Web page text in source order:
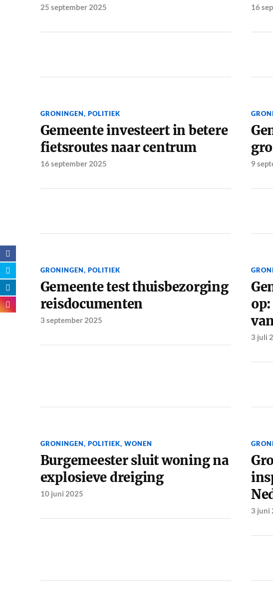
25 september 2025 16
GRONINGEN, POLITIEK
Gemeente investeert in betere
fietsroutes naar centrum
16 september 2025 9
GRONINGEN, POLITIEK
Gemeente test thuisbezorging
reisdocumenten
3 september 2025
3 juli
GRONINGEN, POLITIEK, WONEN
Burgemeester sluit woning na
explosieve dreiging
10 juni 2025
3 juni